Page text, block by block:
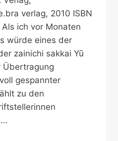
verlag, 2010 ISBN
ich vor Monaten
würde eines der
zainichi sakkai Yū
Übertragung
gespannter
zu den